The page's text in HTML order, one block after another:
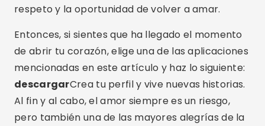
respeto y la oportunidad de volver a amar.
Entonces, si sientes que ha llegado el momento
de abrir tu corazón, elige una de las aplicaciones
mencionadas en este artículo y haz lo siguiente:
descargarCrea tu perfil y vive nuevas historias.
Al fin y al cabo, el amor siempre es un riesgo,
pero también una de las mayores alegrías de la